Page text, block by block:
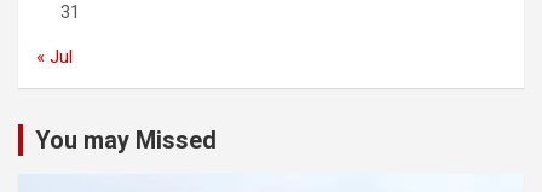
31
« Jul
You may Missed